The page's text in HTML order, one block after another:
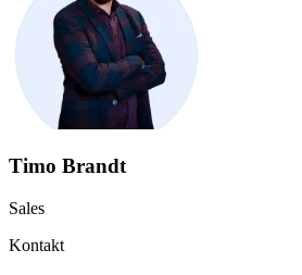
Timo Brandt
Sales
Kontakt